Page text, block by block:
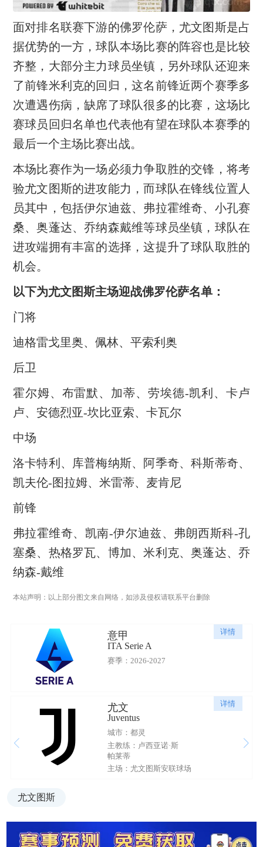
面对排名联赛下游的佛罗伦萨，尤文图斯是占
据优势的一方，球队本场比赛的阵容也是比较
齐整，大部分主力球员坐镇，另外球队还迎来
了前锋米利克的回归，这名前锋近两个赛季多
次遭遇伤病，缺席了球队很多的比赛，这场比
赛球员回归名单也代表他有望在球队本赛季的
最后一个主场比赛出战。
本场比赛作为一场必须力争取胜的交锋，将考
验尤文图斯的进攻能力，而球队在锋线位置人
员其中，包括伊尔迪兹、弗拉霍维奇、小孔赛
桑、奥蓬达、乔纳森戴维等球员坐镇，球队在
进攻端拥有丰富的选择，这提升了球队取胜的
机会。
以下为尤文图斯主场迎战佛罗伦萨名单：
门将
迪格雷戈里奥、佩林、平索利奥
后卫
霍尔姆、布雷默、加蒂、劳埃德-凯利、卡卢
卢、安德烈亚-坎比亚索、卡瓦尔
中场
洛卡特利、库普梅纳斯、阿季奇、科斯蒂奇、
凯夫伦-图拉姆、米雷蒂、麦肯尼
前锋
弗拉霍维奇、凯南-伊尔迪兹、弗朗西斯科-孔
塞桑、热格罗瓦、博加、米利克、奥蓬达、乔
纳森-戴维
本站声明：以上部分图文来自网络，如涉及侵权请联系平台删除
详情
意甲
ITA Serie A
赛季：2026-2027
详情
尤文
Juventus
城市：都灵
主教练：卢西亚诺·斯
帕莱蒂
主场：尤文图斯安联球场
尤文图斯